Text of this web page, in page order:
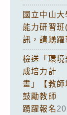
國立中山
能力研習
訊，請踴躍
檢送「環
成培力計
畫」【教
鼓勵教師
踴躍報名